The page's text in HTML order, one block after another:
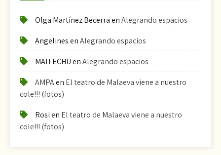
Olga Martínez BecerraenAlegrando espacios
AngelinesenAlegrando espacios
MAITECHUenAlegrando espacios
AMPAen El teatro de Malaeva viene a nuestro
cole!!! (fotos)
Rosien El teatro de Malaeva viene a nuestro
cole!!! (fotos)